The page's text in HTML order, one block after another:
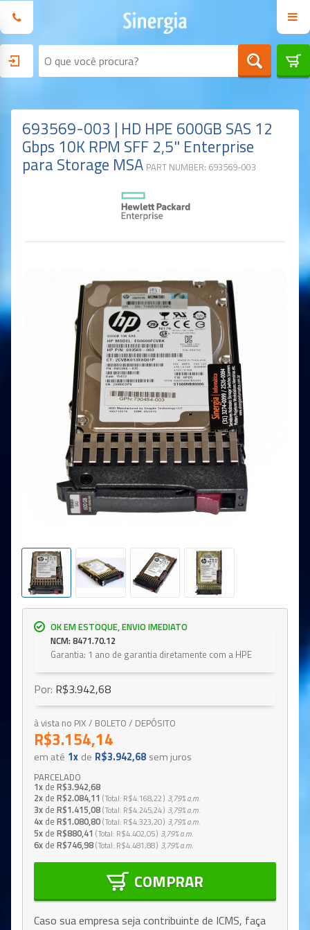
693569-003 | HD HPE 600GB SAS 12
Gbps 10K RPM SFF 2,5" Enterprise
para Storage MSA PART NUMBER: 693569-003
OK EM ESTOQUE, ENVIO IMEDIATO
NCM: 8471.70.12
Garantia: 1 ano de garantia diretamente com a HPE
Por: R$3.942,68
à vista no PIX / BOLETO / DEPÓSITO
R$3.154,14
em até 1x de R$3.942,68 sem juros
PARCELADO
1x de R$3.942,68
2x de R$2.084,11 Total R$4.168,22 3,79%a.m.
3x de R$1.415,08 Total R$4.245,24 3,79%a.m.
4x de R$1.080,80 Total R$4.323,20 3,79%a.m.
5x de R$880,41 Total R$4.402,05 3,79%a.m.
6x de R$746,98 Total R$4.481,88 3,79%a.m.
COMPRAR
Caso sua empresa seja contribuinte de ICMS, faça